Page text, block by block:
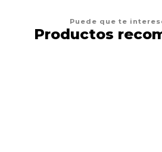
Puede que te
Productos